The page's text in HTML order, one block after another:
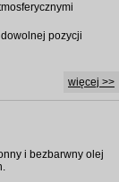
pozycji
więcej >>
i bezbarwny olej